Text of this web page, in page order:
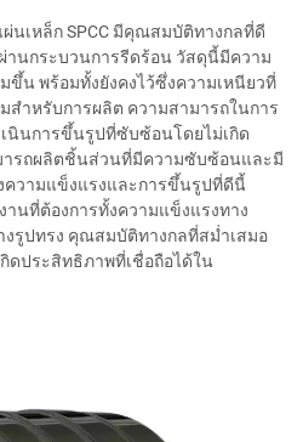
นเหล็ก SPCC มีคุณสมบัติทางกลที่ดี
านกระบวนการรีดร้อน วัสดุนี้มีความ
ขึ้น พร้อมทั้งยังคงไว้ซึ่งความเหนียวที่
สำหรับการผลิต ความสามารถในการ
นการขึ้นรูปที่ซับซ้อนโดยไม่เกิด
ารถผลิตชิ้นส่วนที่มีความซับซ้อนและมี
วามแข็งแรงและการขึ้นรูปที่ดีนี้
นที่ต้องการทั้งความแข็งแรงทาง
รูปทรง คุณสมบัติทางกลที่สม่ำเสมอ
ดประสิทธิภาพที่เชื่อถือได้ใน